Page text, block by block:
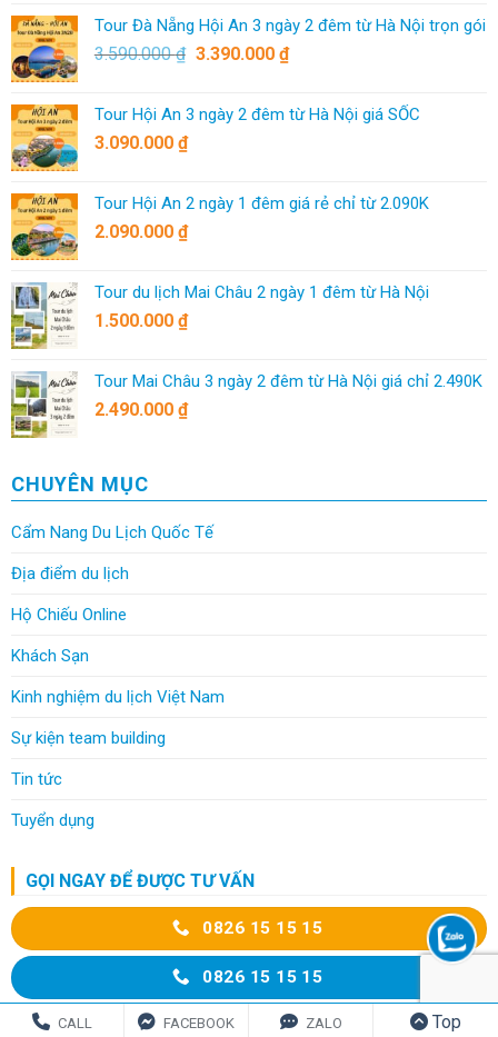
Tour Đà Nẵng Hội An 3 ngày 2 đêm từ Hà Nội trọn gói
3.590.000₫ 3.390.000 ₫
Tour Hội An 3 ngày 2 đêm từ Hà Nội giá SỐC
3.090.000 ₫
Tour Hội An 2 ngày 1 đêm giá rẻ chỉ từ 2.090K
2.090.000 ₫
Tour du lịch Mai Châu 2 ngày 1 đêm từ Hà Nội
1.500.000 ₫
Tour Mai Châu 3 ngày 2 đêm từ Hà Nội giá chỉ 2.490K
2.490.000 ₫
CHUYÊN MỤC
Cẩm Nang Du Lịch Quốc Tế
Địa điểm du lịch
Hộ Chiếu Online
Khách Sạn
Kinh nghiệm du lịch Việt Nam
Sự kiện team building
Tin tức
Tuyển dụng
GỌI NGAY ĐỂ ĐƯỢC TƯ VẤN
0826 15 15 15
0826 15 15 15
CALL FACEBOOK ZALO Top